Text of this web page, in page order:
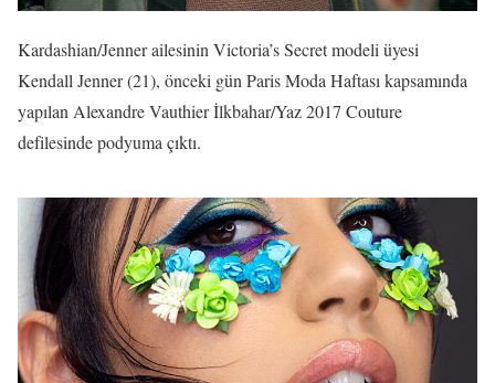
Kardashian/Jenner ailesinin Victoria’s Secret modeli üyesi
Kendall Jenner (21), önceki gün Paris Moda Haftası kapsamında
yapılan Alexandre Vauthier İlkbahar/Yaz 2017 Couture
defilesinde podyuma çıktı.